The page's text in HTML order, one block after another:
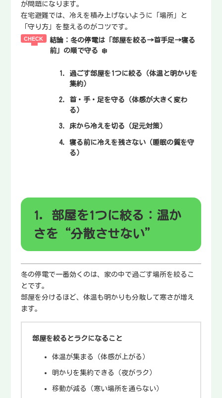
が問題になります。
在宅避難では、冷えを積み上げないように「場所」と
「守り方」を整えるのがコツです。
結論：冬の停電は「部屋を絞る→首手足→寝る
前」の順で守る ❄️
過ごす部屋を1つに絞る （体温と明かりを
集約）
首・手・足を守る （体感が大きく変わ
る）
床から冷えを切る （足元対策）
寝る前に冷えを残さない （睡眠の質を守
る）
1. 部屋を1つに絞る：温か
さを“分散させない”
冬の停電で一番効くのは、家の中で過ごす場所を絞るこ
とです。
部屋を分けるほど、体温も明かりも分散して寒さが増え
ます。
部屋を絞るとラクになること
体温が集まる（体感が上がる）
明かりを集約できる（夜がラク）
移動が減る（寒い場所を通らない）